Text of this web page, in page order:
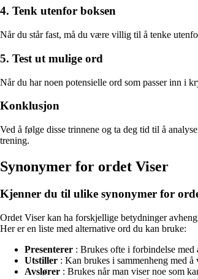
4. Tenk utenfor boksen
Når du står fast, må du være villig til å tenke
5. Test ut mulige ord
Når du har noen potensielle ord som passer inn i
Konklusjon
Ved å følge disse trinnene og ta deg tid til å
trening.
Synonymer for ordet Viser
Kjenner du til ulike synonymer for
Ordet Viser kan ha forskjellige betydninger
Her er en liste med alternative ord du kan bruke:
Presenterer : Brukes ofte i forbindelse med
Utstiller : Kan brukes i sammenheng med
Avslører : Brukes når man viser noe som